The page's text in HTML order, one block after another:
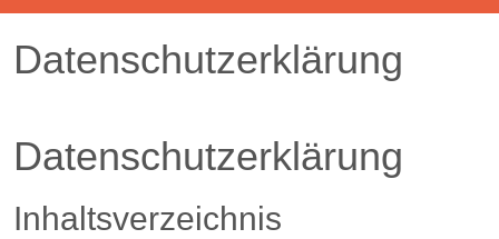
Datenschutzerklärung
Datenschutzerklärung
Inhaltsverzeichnis